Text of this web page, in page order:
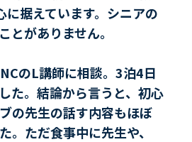
据えています。シニアの
とがありません。
のL講師に相談。3泊4日
た。結論から言うと、初心
の先生の話す内容もほぼ
ただ食事中に先生や、